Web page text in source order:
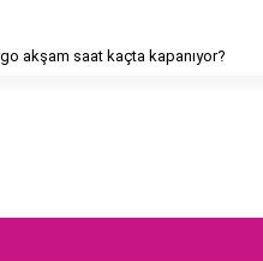
akşam saat kaçta kapanıyor?